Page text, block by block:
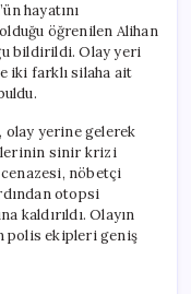
hayatını
öğrenilen Alihan
bildirildi. Olay yeri
iki farklı silaha ait
olay yerine gelerek
sinir krizi
nöbetçi
otopsi
kaldırıldı. Olayın
polis ekipleri geniş